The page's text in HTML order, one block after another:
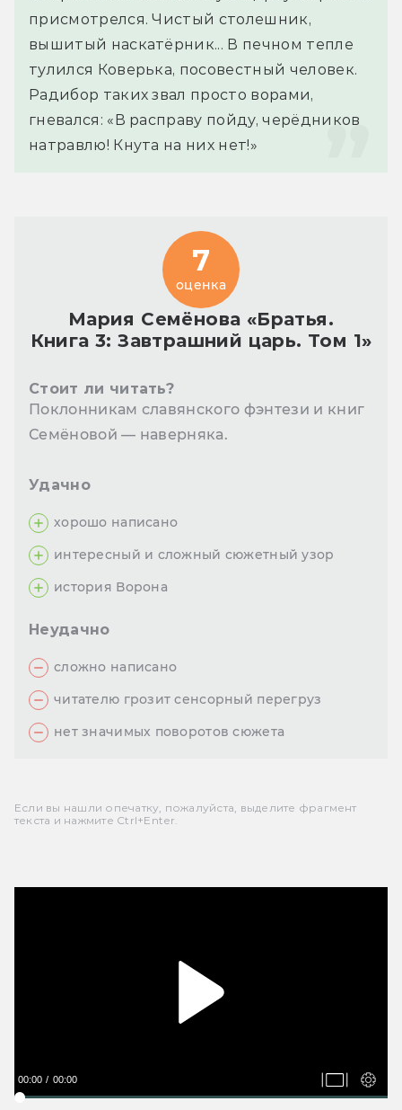
присмотрелся. Чистый столешник,
вышитый наскатёрник... В печном тепле
тулился Коверька, посовестный человек.
Радибор таких звал просто ворами,
гневался: «В расправу пойду, черёдников
натравлю! Кнута на них нет!»
Мария Семёнова «Братья.
Книга 3: Завтрашний царь. Том 1»
7
оценка
Стоит ли читать?
Поклонникам славянского фэнтези и книг
Семёновой — наверняка.
Удачно
хорошо написано
интересный и сложный сюжетный узор
история Ворона
Неудачно
сложно написано
читателю грозит сенсорный перегруз
нет значимых поворотов сюжета
Если вы нашли опечатку, пожалуйста, выделите фрагмент
текста и нажмите Ctrl+Enter.
00:00 00:00